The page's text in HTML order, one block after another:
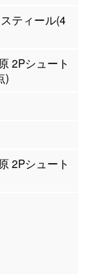
ティール(4
2Pシュート
)
2Pシュート